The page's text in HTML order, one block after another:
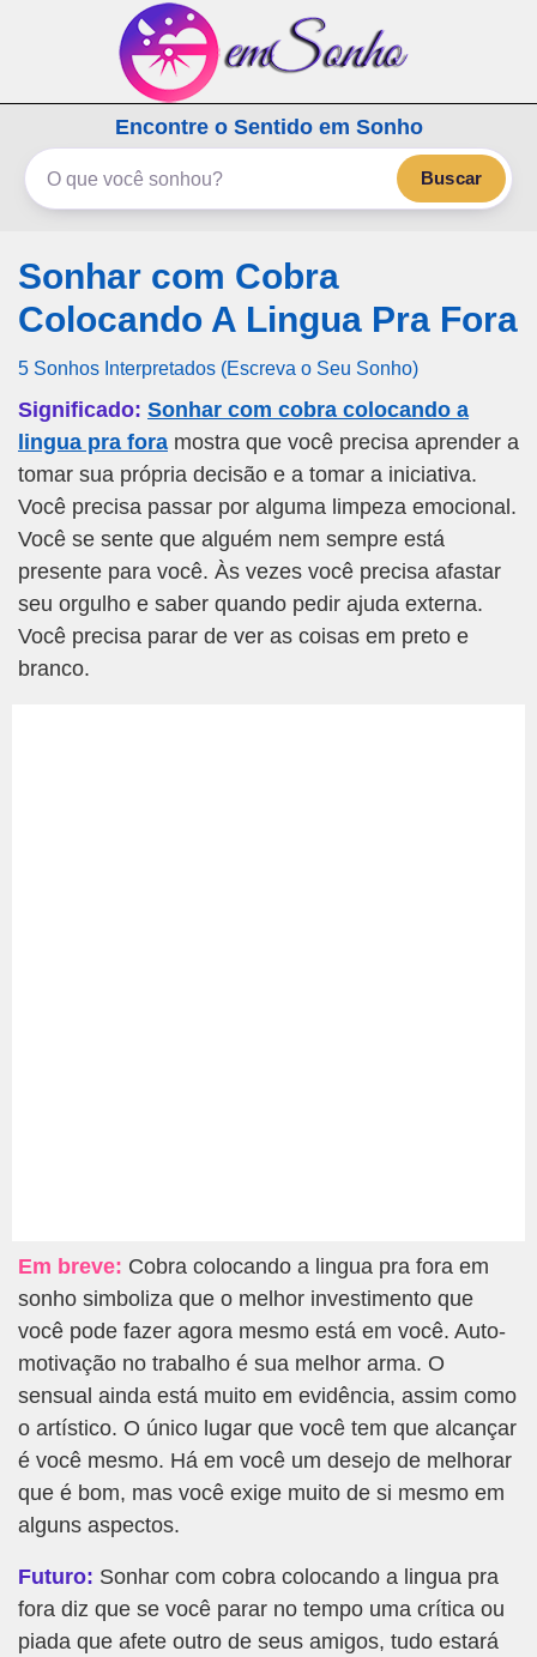
emSonho.com
Os sonhos significam mais
Encontre o Sentido em Sonho
Buscar
Sonhar com Cobra
Colocando A Lingua Pra Fora
5 Sonhos Interpretados (Escreva o Seu Sonho)
Significado: Sonhar com cobra colocando a
lingua pra fora mostra que você precisa aprender a
tomar sua própria decisão e a tomar a iniciativa.
Você precisa passar por alguma limpeza emocional.
Você se sente que alguém nem sempre está
presente para você. Às vezes você precisa afastar
seu orgulho e saber quando pedir ajuda externa.
Você precisa parar de ver as coisas em preto e
branco.
Em breve: Cobra colocando a lingua pra fora em
sonho simboliza que o melhor investimento que
você pode fazer agora mesmo está em você. Auto-
motivação no trabalho é sua melhor arma. O
sensual ainda está muito em evidência, assim como
o artístico. O único lugar que você tem que alcançar
é você mesmo. Há em você um desejo de melhorar
que é bom, mas você exige muito de si mesmo em
alguns aspectos.
Futuro: Sonhar com cobra colocando a lingua pra
fora diz que se você parar no tempo uma crítica ou
piada que afete outro de seus amigos, tudo estará